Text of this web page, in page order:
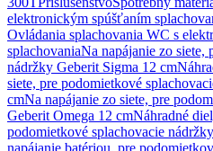
elektronickým spúšťaním
Ovládania splachovania WC s
splachovaniaNa napájanie zo siete,
nádržky Geberit Sigma 12 cm
siete, pre podomietkové
cmNa napájanie zo siete, pre
Geberit Omega 12 cmNáhradné
podomietkové splachovacie
napájanie batériou, pre